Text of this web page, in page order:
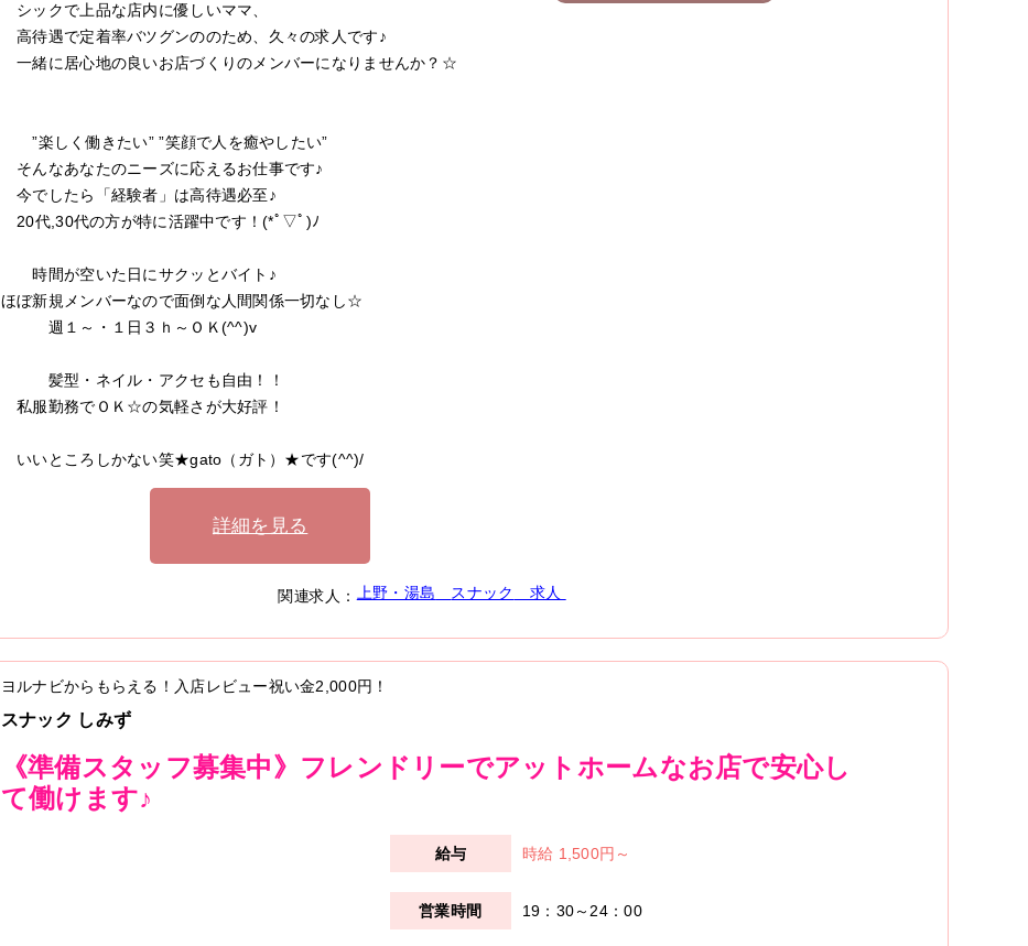
シックで上品な店内に優しいママ、
高待遇で定着率バツグンののため、久々の求人です♪
一緒に居心地の良いお店づくりのメンバーになりませんか？☆
”楽しく働きたい” ”笑顔で人を癒やしたい”
そんなあなたのニーズに応えるお仕事です♪
今でしたら「経験者」は高待遇必至♪
20代,30代の方が特に活躍中です！(*ﾟ▽ﾟ)ﾉ
時間が空いた日にサクッとバイト♪
ほぼ新規メンバーなので面倒な人間関係一切なし☆
週１～・１日３ｈ～ＯＫ(^^)v
髪型・ネイル・アクセも自由！！
私服勤務でＯＫ☆の気軽さが大好評！
いいところしかない笑★gato（ガト）★です(^^)/
詳細を見る
関連求人： 上野・湯島 スナック 求人
ヨルナビからもらえる！入店レビュー祝い金2,000円 ！
スナック しみず
《準備スタッフ募集中》フレンドリーでアットホームなお店で安心し
て働けます♪
時給 1,500円～
19：30～24：00